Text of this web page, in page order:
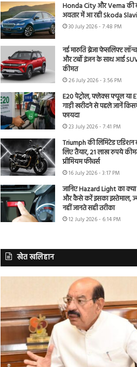
Honda City और Verna की
अवतार में आ रही Skoda
30 July 2026 - 7:48 PM
नई मारुति ब्रेजा फेसलिफ्ट
और टर्बो इंजन के साथ आई
कीमत
26 July 2026 - 3:56 PM
E20 पेट्रोल, फ्लेक्स फ्यूल या
गाड़ी खरीदने से पहले जानें
फायदा
23 July 2026 - 7:41 PM
Triumph की लिमिटेड
लिए तैयार, 21 लाख रुपये
प्रीमियम फीचर्स
16 July 2026 - 3:17 PM
जानिए Hazard Light का
और कैसे करें इसका इस्तेमाल,
नहीं जानते सही तरीका
12 July 2026 - 6:14 PM
खेत खलिहान